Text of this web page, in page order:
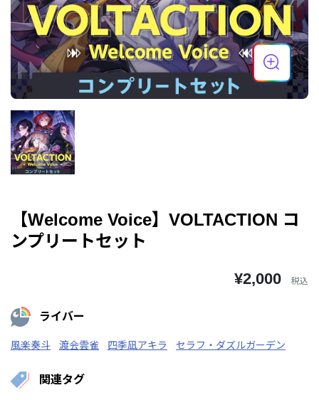
【Welcome Voice】VOLTACTION コ
ンプリートセット
¥2,000 税込
ライバー
風楽奏斗 渡会雲雀 四季凪アキラ セラフ・ダズルガーデン
関連タグ